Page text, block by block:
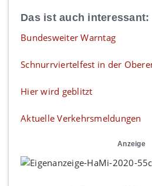
Das ist auch interessant:
Bundesweiter Warntag
Schnurrviertelfest in der
Hier wird geblitzt
Aktuelle Verkehrsmeldungen
Anzeige